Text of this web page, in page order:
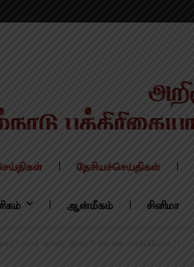
தேசியச்செய்திகள்
ஆன்மீகம் சினிமா
யார் தான் இவர்? வாங்க பார்ப்போம்!!